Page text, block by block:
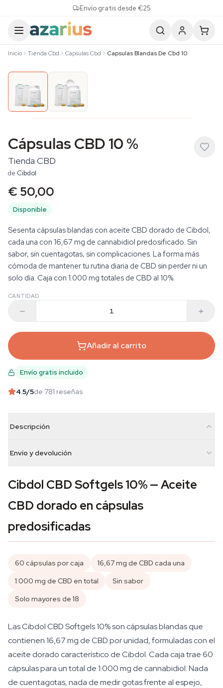
Envío gratis desde €25
Inicio Tienda Cbd Capsulas Cbd Capsulas Blandas De Cbd 10
Cápsulas CBD 10 %
Tienda CBD
de Cibdol
€ 50,00
Disponible
Sesenta cápsulas blandas con aceite CBD dorado de Cibdol,
cada una con 16,67 mg de cannabidiol predosificado. Sin
sabor, sin cuentagotas, sin complicaciones. La forma más
cómoda de mantener tu rutina diaria de CBD sin perder ni un
solo día. Caja con 1.000 mg totales de CBD al 10%.
CANTIDAD
Añadir al carrito
Envío gratis incluido
4.5/5de 781 reseñas
Descripción
Envío y devolución
Cibdol CBD Softgels 10% — Aceite
CBD dorado en cápsulas
predosificadas
60 cápsulas por caja
16,67 mg de CBD cada una
1.000 mg de CBD en total
Sin sabor
Solo mayores de 18
Las Cibdol CBD Softgels 10% son cápsulas blandas que
contienen 16,67 mg de CBD por unidad, formuladas con el
aceite dorado característico de Cibdol. Cada caja trae 60
cápsulas para un total de 1.000 mg de cannabidiol. Nada
de cuentagotas, nada de medir gotas frente al espejo,